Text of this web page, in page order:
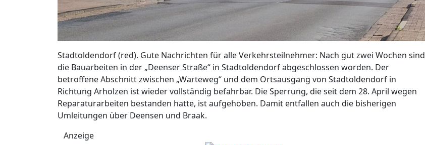
Stadtoldendorf (red). Gute Nachrichten für alle Verkehrsteilnehmer: Nach gut zwei Wochen sind
die Bauarbeiten in der „Deenser Straße“ in Stadtoldendorf abgeschlossen worden. Der
betroffene Abschnitt zwischen „Warteweg“ und dem Ortsausgang von Stadtoldendorf in
Richtung Arholzen ist wieder vollständig befahrbar. Die Sperrung, die seit dem 28. April wegen
Reparaturarbeiten bestanden hatte, ist aufgehoben. Damit entfallen auch die bisherigen
Umleitungen über Deensen und Braak.
Anzeige